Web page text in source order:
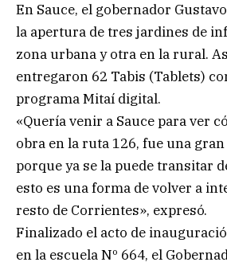
En Sauce, el gobernador
la apertura de tres jardines de
zona urbana y otra en la rural.
entregaron 62 Tabis (Tablets)
programa Mitaí digital.
«Quería venir a Sauce para ver
obra en la ruta 126, fue una
porque ya se la puede transitar
esto es una forma de volver a
resto de Corrientes», expresó.
Finalizado el acto de
en la escuela Nº 664, el